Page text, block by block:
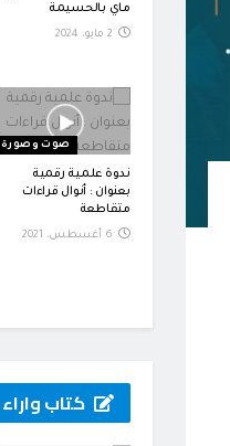
ماي بالحسيمة
صوت وصورة
ندوة علمية رقمية
بعنوان : أنوال قراءات
متقاطعة
كتاب واراء